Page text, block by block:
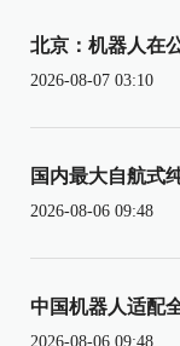
北京：机器人在
2026-08-07 03:10
国内最大自航式
2026-08-06 09:48
中国机器人适配
2026-08-06 09:48